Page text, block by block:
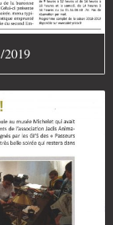
2019